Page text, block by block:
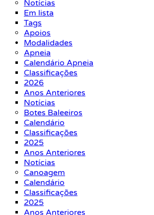
Notícias
Em lista
Tags
Apoios
Modalidades
Apneia
Calendário Apneia
Classificações
2026
Anos Anteriores
Notícias
Botes Baleeiros
Calendário
Classificações
2025
Anos Anteriores
Notícias
Canoagem
Calendário
Classificações
2025
Anos Anteriores